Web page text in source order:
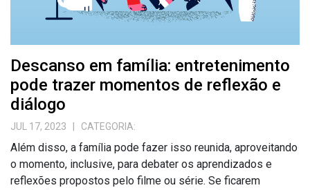
Descanso em família: entretenimento
pode trazer momentos de reflexão e
diálogo
JUL 17, 2023 | CATEGORIA:
Além disso, a família pode fazer isso reunida, aproveitando
o momento, inclusive, para debater os aprendizados e
reflexões propostos pelo filme ou série. Se ficarem